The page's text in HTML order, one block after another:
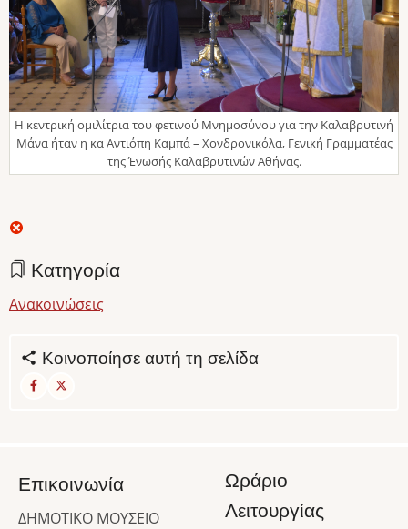
Η κεντρική ομιλίτρια του φετινού Μνημοσύνου για την Καλαβρυτινή
Μάνα ήταν η κα Αντιόπη Καμπά – Χονδρονικόλα, Γενική Γραμματέας
της Ένωσής Καλαβρυτινών Αθήνας.
Κατηγορία
Ανακοινώσεις
Κοινοποίησε αυτή τη σελίδα
Επικοινωνία
ΔΗΜΟΤΙΚΟ ΜΟΥΣΕΙΟ
Ωράριο
Λειτουργίας